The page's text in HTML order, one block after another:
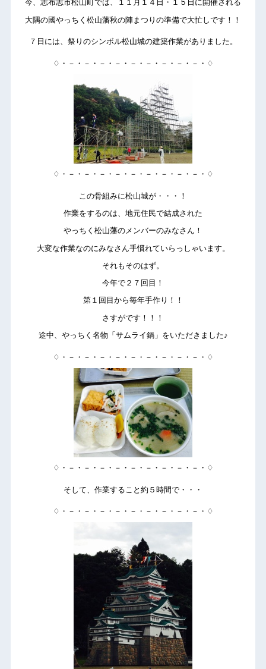
今、志布志市松山町では、１１月１４日・１５日に開催される
大隅の國やっちく松山藩秋の陣まつりの準備で大忙しです！！
７日には、祭りのシンボル松山城の建築作業がありました。
♢・－・－・－・－・－・－・－・－・－・♢
♢・－・－・－・－・－・－・－・－・－・♢
この骨組みに松山城が・・・！
作業をするのは、地元住民で結成された
やっちく松山藩のメンバーのみなさん！
大変な作業なのにみなさん手慣れていらっしゃいます。
それもそのはず。
今年で２７回目！
第１回目から毎年手作り！！
さすがです！！！
途中、やっちく名物「サムライ鍋」をいただきました♪
♢・－・－・－・－・－・－・－・－・－・♢
♢・－・－・－・－・－・－・－・－・－・♢
そして、作業すること約５時間で・・・
♢・－・－・－・－・－・－・－・－・－・♢